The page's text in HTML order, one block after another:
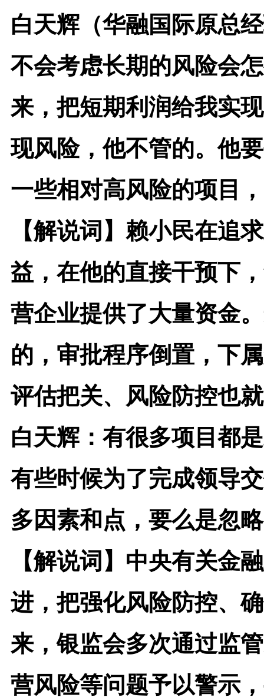
白天辉（华融国际原总
不会考虑长期的风险会
来，把短期利润给我实
现风险，他不管的。他
一些相对高风险的项目
【解说词】 赖小民在追
益，在他的直接干预下
营企业提供了大量资金
的，审批程序倒置，下
评估把关、风险防控也
白天辉： 有很多项目都
有些时候为了完成领导
多因素和点，要么是忽
【解说词】 中央有关金
进，把强化风险防控、
来，银监会多次通过监
营风险等问题予以警示